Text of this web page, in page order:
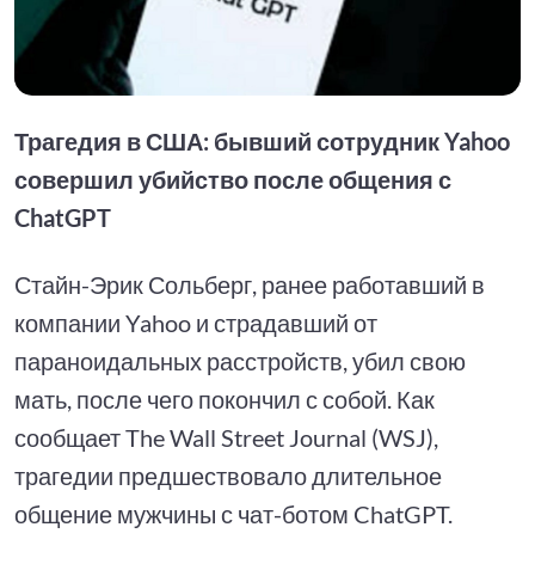
Трагедия в США: бывший сотрудник Yahoo
совершил убийство после общения с
ChatGPT
Стайн-Эрик Сольберг, ранее работавший в
компании Yahoo и страдавший от
параноидальных расстройств, убил свою
мать, после чего покончил с собой. Как
сообщает The Wall Street Journal (WSJ),
трагедии предшествовало длительное
общение мужчины с чат-ботом ChatGPT.